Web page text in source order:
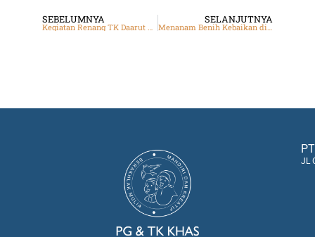
SEBELUMNYA
Kegiatan Renang TK Daarut Tauhiid
SELANJUTNYA
Menanam Benih Kebaikan di Hati Rumi
JL